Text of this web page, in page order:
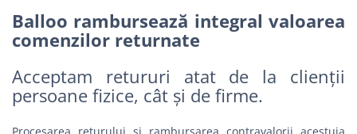
Balloo rambursează integral valoarea
comenzilor returnate
Acceptam retururi atat de la clienții
persoane fizice, cât și de firme.